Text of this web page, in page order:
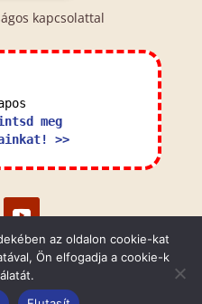
kapcsolattal
meg
>>
Adatkezelési
az oldalon cookie-kat
Ön elfogadja a cookie-k